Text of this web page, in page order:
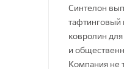
Для
Для
ПВХ плитка
Сегура Центр
Condor
Bosfor Group
Синтелон
тафтинговый
ковролин
и
Компания не